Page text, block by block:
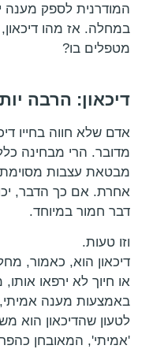
המודרנית לספק מענה
במחלה. אז מהו
מטפלים בו?
דיכאון: הרבה
אדם שלא חווה בחייו
מדובר. הרי מבחינה
מבטאת עצבות מסוימת
אחרת. אם כך הדבר,
דבר חמור במיוחד.
וזו טעות.
דיכאון הוא, כאמור,
או חיוך לא ירפאו
באמצעות מענה
לטעון שהדיכאון הוא
'אמיתי', המאובחן